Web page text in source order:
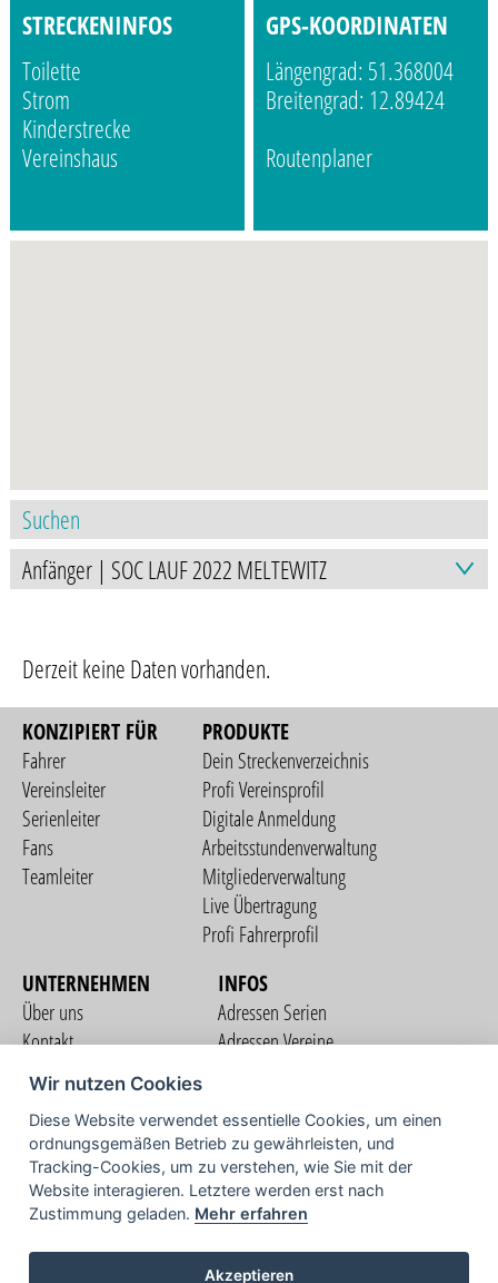
STRECKENINFOS
Toilette
Strom
Kinderstrecke
Vereinshaus
GPS-KOORDINATEN
Längengrad: 51.368004
Breitengrad: 12.89424
Routenplaner
Derzeit keine Daten vorhanden.
KONZIPIERT FÜR
Fahrer
Vereinsleiter
Serienleiter
Fans
Teamleiter
PRODUKTE
Dein Streckenverzeichnis
Profi Vereinsprofil
Digitale Anmeldung
Arbeitsstundenverwaltung
Mitgliederverwaltung
Live Übertragung
Profi Fahrerprofil
UNTERNEHMEN
Über uns
Kontakt
Nutzungsbedingungen
Datenschutzerklärung
Impressum
INFOS
Adressen Serien
Adressen Vereine
COMMUNITY
TV
Wir nutzen Cookies
Diese Website verwendet essentielle Cookies, um einen
ordnungsgemäßen Betrieb zu gewährleisten, und
Tracking-Cookies, um zu verstehen, wie Sie mit der
Website interagieren. Letztere werden erst nach
Zustimmung geladen. Mehr erfahren
Akzeptieren